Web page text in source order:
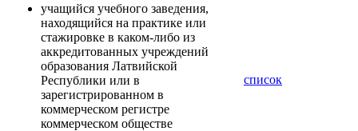
учащийся учебного заведения,
находящийся на практике или
стажировке в каком-либо из
аккредитованных учреждений
образования Латвийской
Республики или в
зарегистрированном в
коммерческом регистре
коммерческом обществе
список